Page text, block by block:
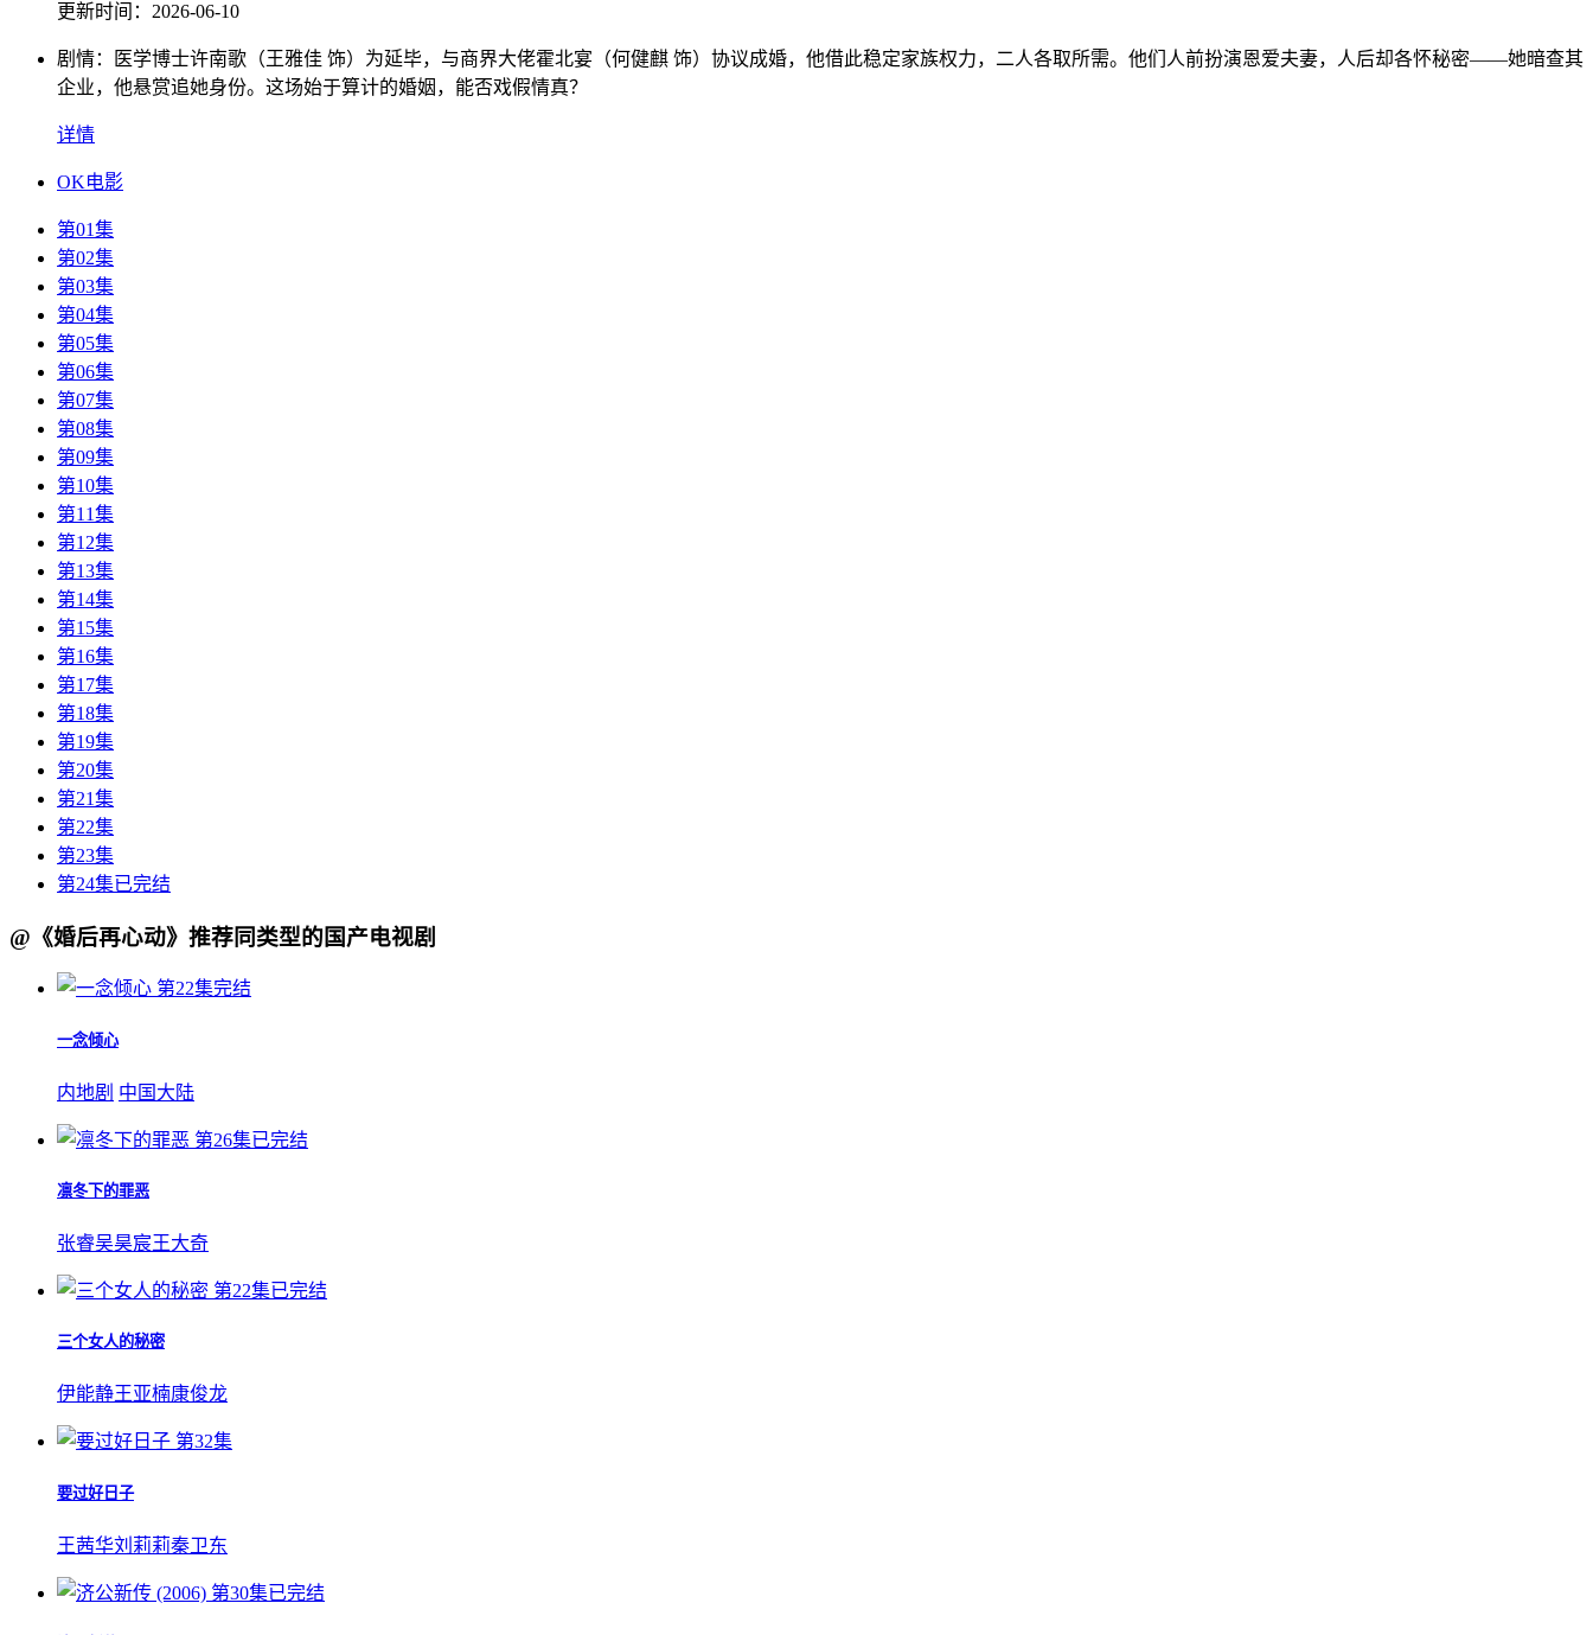
更新时间： 2026-06-10
剧情：
医学博士许南歌（王雅佳 饰）为延毕，与商界大佬霍北宴（何健麒 饰）协议成婚，他借此稳定家族权力，二人各取所需。他们人前扮演恩爱夫妻，人后却各怀秘密——她暗查其
企业，他悬赏追她身份。这场始于算计的婚姻，能否戏假情真？
详情
OK电影
第01集
第02集
第03集
第04集
第05集
第06集
第07集
第08集
第09集
第10集
第11集
第12集
第13集
第14集
第15集
第16集
第17集
第18集
第19集
第20集
第21集
第22集
第23集
第24集已完结
@《婚后再心动》推荐同类型的国产电视剧
第22集完结
一念倾心
内地剧 中国大陆
第26集已完结
凛冬下的罪恶
张睿吴昊宸王大奇
第22集已完结
三个女人的秘密
伊能静王亚楠康俊龙
第32集
要过好日子
王茜华刘莉莉秦卫东
第30集已完结